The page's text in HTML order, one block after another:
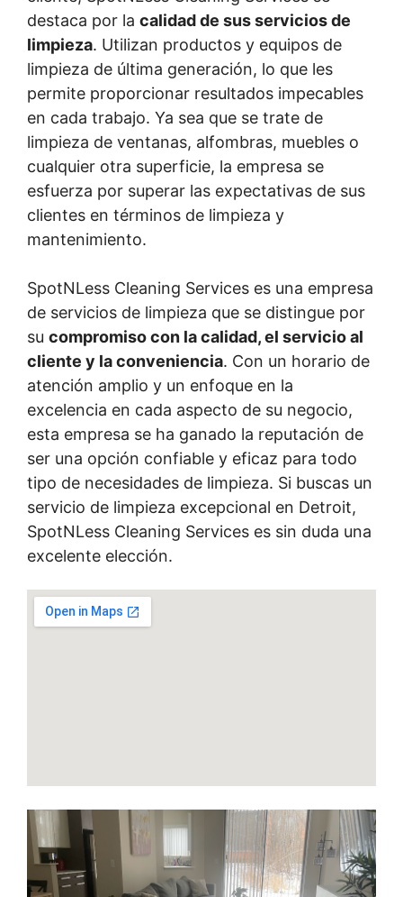
destaca por la calidad de sus servicios de
limpieza. Utilizan productos y equipos de
limpieza de última generación, lo que les
permite proporcionar resultados impecables
en cada trabajo. Ya sea que se trate de
limpieza de ventanas, alfombras, muebles o
cualquier otra superficie, la empresa se
esfuerza por superar las expectativas de sus
clientes en términos de limpieza y
mantenimiento.
SpotNLess Cleaning Services es una empresa
de servicios de limpieza que se distingue por
su compromiso con la calidad, el servicio al
cliente y la conveniencia. Con un horario de
atención amplio y un enfoque en la
excelencia en cada aspecto de su negocio,
esta empresa se ha ganado la reputación de
ser una opción confiable y eficaz para todo
tipo de necesidades de limpieza. Si buscas un
servicio de limpieza excepcional en Detroit,
SpotNLess Cleaning Services es sin duda una
excelente elección.